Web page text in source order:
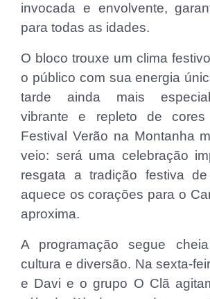
invocada e envolvente,
para todas as idades.
O bloco trouxe um clima
o público com sua energia
tarde ainda mais
vibrante e repleto de
Festival Verão na Montanha
veio: será uma celebração
resgata a tradição festiva
aquece os corações para o
aproxima.
A programação segue
cultura e diversão. Na sexta-
e Davi e o grupo O Clã